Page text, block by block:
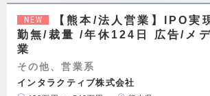
NEW
【熊本/法人営業】IPO実
勤無/裁量 /年休124日 広告/メ
業
その他、営業系
インタラクティブ株式会社